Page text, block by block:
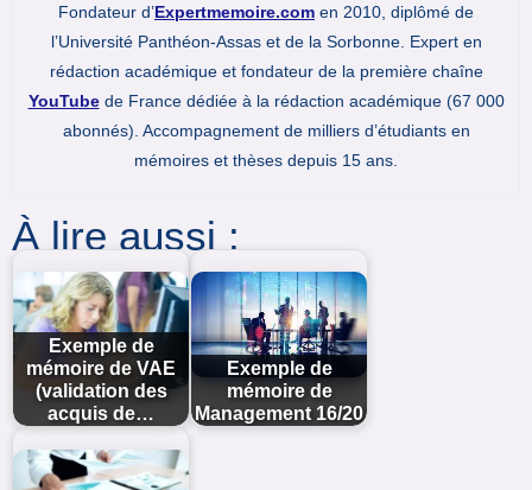
Fondateur d’Expertmemoire.com en 2010, diplômé de
l’Université Panthéon-Assas et de la Sorbonne. Expert en
rédaction académique et fondateur de la première chaîne
YouTubede France dédiée à la rédaction académique (67 000
abonnés). Accompagnement de milliers d’étudiants en
mémoires et thèses depuis 15 ans.
À lire aussi :
Exemple de
mémoire de VAE
(validation des
acquis de…
Exemple de
mémoire de
Management 16/20